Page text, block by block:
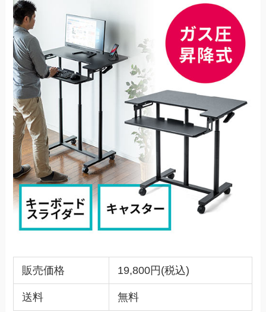
販売価格 19,800円(税込)
送料 無料